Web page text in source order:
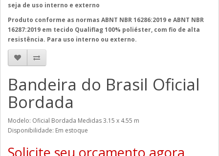
seja de uso interno e externo
Produto conforme as normas ABNT NBR 16286:2019 e ABNT NBR
16287:2019 em tecido Qualiflag 100% poliéster, com fio de alta
resistência. Para uso interno ou externo.
Bandeira do Brasil Oficial
Bordada
Modelo: Oficial Bordada Medidas 3.15 x 4.55 m
Disponibilidade: Em estoque
Solicite seu orçamento agora